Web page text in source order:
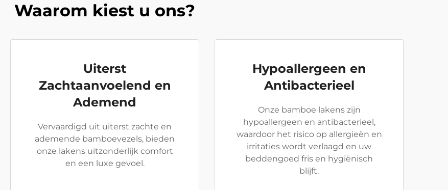
Waarom kiest u ons?
Uiterst
Zachtaanvoelend en
Ademend
Vervaardigd uit uiterst zachte en
ademende bamboevezels, bieden
onze lakens uitzonderlijk comfort
en een luxe gevoel.
Hypoallergeen en
Antibacterieel
Onze bamboe lakens zijn
hypoallergeen en antibacterieel,
waardoor het risico op allergieën en
irritaties wordt verlaagd en uw
beddengoed fris en hygiënisch
blijft.